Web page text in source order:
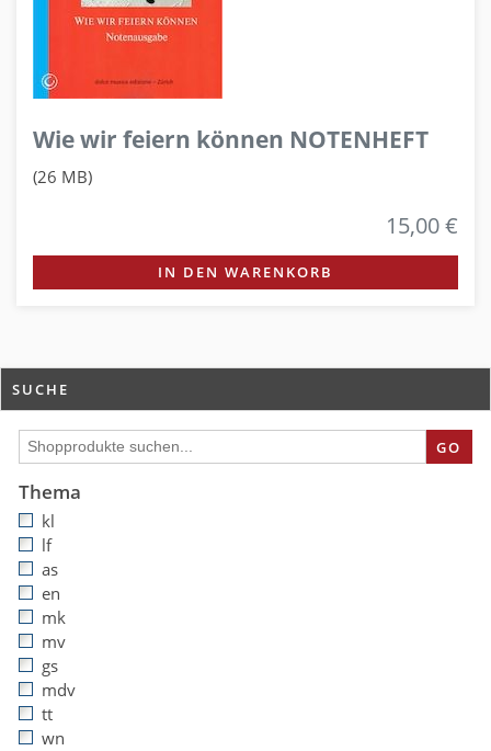
Wie wir feiern können NOTENHEFT
(26 MB)
15,00 €
IN DEN WARENKORB
SUCHE
GO
Thema
kl
lf
as
en
mk
mv
gs
mdv
tt
wn